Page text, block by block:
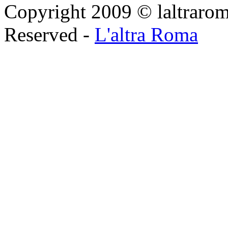
Copyright 2009 ©
Reserved - L'altra Roma